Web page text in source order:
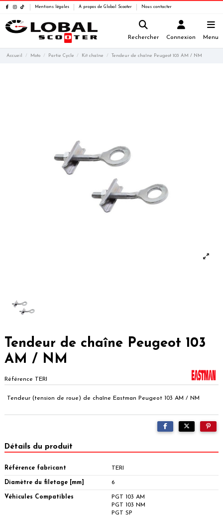
Mentions légales A propos de Global Scooter Nous contacter
Rechercher Connexion Menu
Accueil Moto Partie Cycle Kit chaîne Tendeur de chaîne Peugeot 103 AM / NM
Tendeur de chaîne Peugeot 103
AM / NM
Référence TERI
Tendeur (tension de roue) de chaîne Eastman Peugeot 103 AM / NM
Détails du produit
Référence fabricant TERI
Diamètre du filetage [mm] 6
Véhicules Compatibles
PGT 103 AM
PGT 103 NM
PGT SP